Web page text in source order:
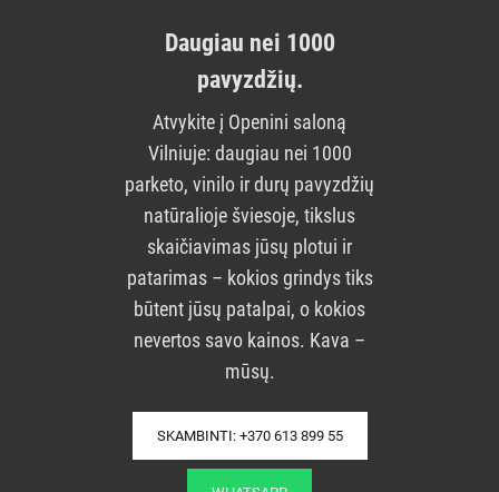
Daugiau nei 1000
pavyzdžių.
Atvykite į Openini saloną
Vilniuje: daugiau nei 1000
parketo, vinilo ir durų pavyzdžių
natūralioje šviesoje, tikslus
skaičiavimas jūsų plotui ir
patarimas – kokios grindys tiks
būtent jūsų patalpai, o kokios
nevertos savo kainos. Kava –
mūsų.
SKAMBINTI: +370 613 899 55